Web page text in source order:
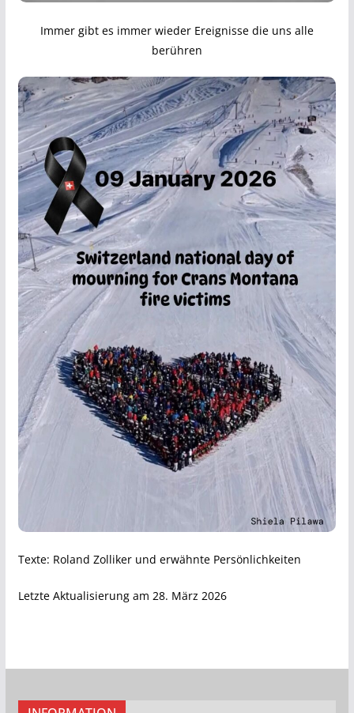
Immer gibt es immer wieder Ereignisse die uns alle
berühren
Texte: Roland Zolliker und erwähnte Persönlichkeiten
Letzte Aktualisierung am 28. März 2026